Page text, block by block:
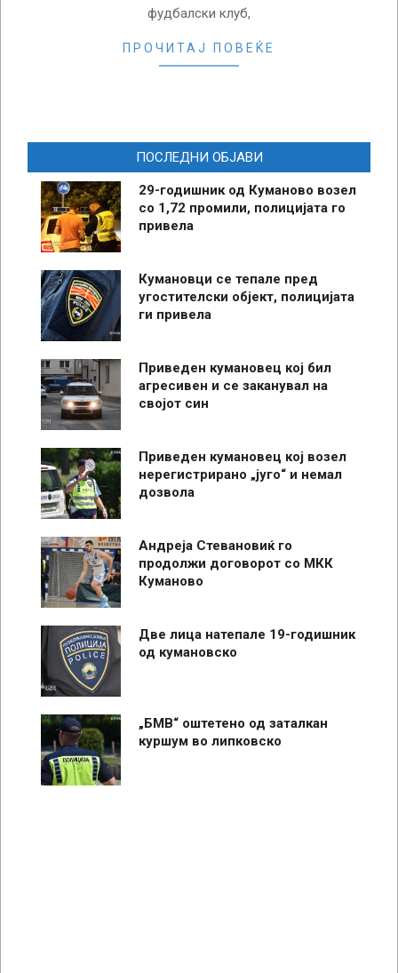
фудбалски клуб,
ПРОЧИТАЈ ПОВЕЌЕ
ПОСЛЕДНИ ОБЈАВИ
29-годишник од Куманово возел
со 1,72 промили, полицијата го
привела
Кумановци се тепале пред
угостителски објект, полицијата
ги привела
Приведен кумановец кој бил
агресивен и се заканувал на
својот син
Приведен кумановец кој возел
нерегистрирано „југо“ и немал
дозвола
Андреја Стевановиќ го
продолжи договорот со МКК
Куманово
Две лица натепале 19-годишник
од кумановско
„БМВ“ оштетено од заталкан
куршум во липковско